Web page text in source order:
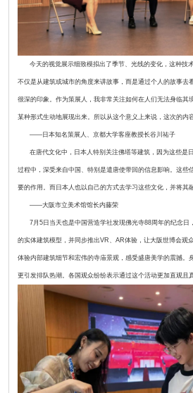
今天的视觉展示细致模拟出了季节、光线的变化，这种技
不仅是从建筑或城市的角度来讲故事，而是通过个人的故事去
很深的印象。作为策展人，我非常关注如何在人们无法身临其
某种形式生动地展现出来。所以从这个意义上来说，这次的内
——日本知名策展人、京都大学客座教授长谷川祐子
在唐代文化中，日本人特别关注佛塔等建筑，因为这些是
过程中，深受来自中国、特别是遣唐使带回的信息影响。这些
要的作用。而日本人也以自己的方式去学习这些文化，并将其
——大阪市立美术馆馆长内藤荣
7月5日当天也是中国营造学社发现佛光寺88周年的纪念日
的实体建筑模型，并同步推出VR、AR体验，让大阪世博会观
体验内部建筑细节和宏伟的寺庙景观，感受盛唐美学的震撼。
更引发排队热潮。各国观众纷纷表示通过这个活动更加直观且